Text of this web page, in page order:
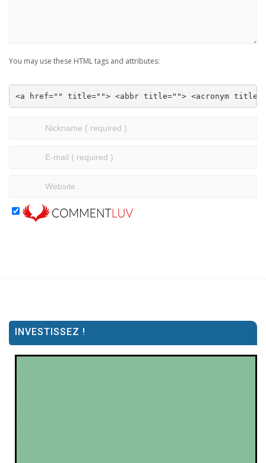
You may use these HTML tags and attributes:
<a href="" title=""> <abbr title=""> <acronym
INVESTISSEZ !